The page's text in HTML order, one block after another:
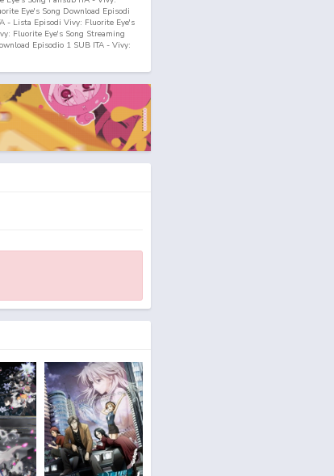
Eye's Song Download Episodi
- Lista Episodi Vivy: Fluorite Eye's
Fluorite Eye's Song Streaming
Episodio 1 SUB ITA - Vivy: